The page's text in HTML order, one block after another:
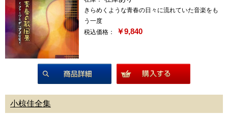
きらめくような青春の日々に流れていた音楽をも
う一度
税込価格：
￥9,840
小椋佳全集